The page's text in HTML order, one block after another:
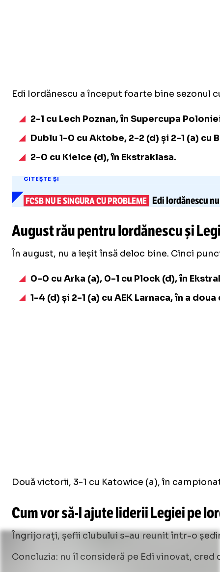
Edi Iordănescu a început foarte bine sezonul
2-1 cu Lech Poznan, în Supercupa
Dublu 1-0 cu Aktobe, 2-2 (d) și 2-1 (a) cu
2-0 cu Kielce (d), în Ekstraklasa.
CITEȘTE ȘI
FCSB NU E SINGURA CU PROBLEME Edi Iordănescu
August rău pentru Iordănescu și
În august, nu a ieșit însă deloc bine. Cinci
0-0 cu Arka (a), 0-1 cu Plock (d), în
1-4 (d) și 2-1 (a) cu AEK Larnaca, în a
Două victorii, 3-1 cu Katowice (a), în
Cum vorsă-lajute liderii Legiei pe
Îngrijorați, șefii clubului s-au reunit într-o
Concluzia: nu îl consideră pe Edi vinovat,